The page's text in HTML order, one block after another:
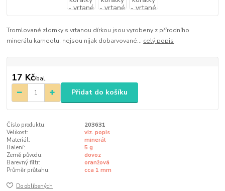
Tromlované zlomky s vrtanou dírkou jsou vyrobeny z přírodního
minerálu karneolu, nejsou nijak dobarvované... celý popis
17 Kč/bal.
Přidat do košíku
Číslo produktu:
203631
Velikost:
viz. popis
Materiál:
minerál
Balení:
5 g
Země původu:
dovoz
Barevný filtr:
oranžová
Průměr průtahu:
cca 1 mm
Do oblíbených